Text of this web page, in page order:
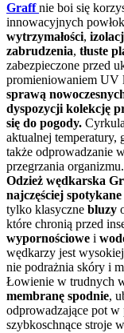
Graff nie boi się
innowacyjnych
wytrzymałości,
zabrudzenia, tłuste
zabezpieczone przed
promieniowaniem UV
sprawą
dyspozycji kolekcję
się do pogody.
aktualnej temperatury,
także odprowadzanie
przegrzania organizmu.
Odzież wędkarska
najczęściej
tylko klasyczne bluzy
które chronią przed
wypornościowe i
wędkarzy jest
nie podrażnia skóry i
Łowienie w trudnych
membranę spodnie,
odprowadzające pot
szybkoschnące stroje